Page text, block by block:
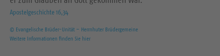
Apostelgeschichte 16,34
© Evangelische Brüder-Unität – Herrnhuter Brüdergemeine
Weitere Informationen finden Sie hier